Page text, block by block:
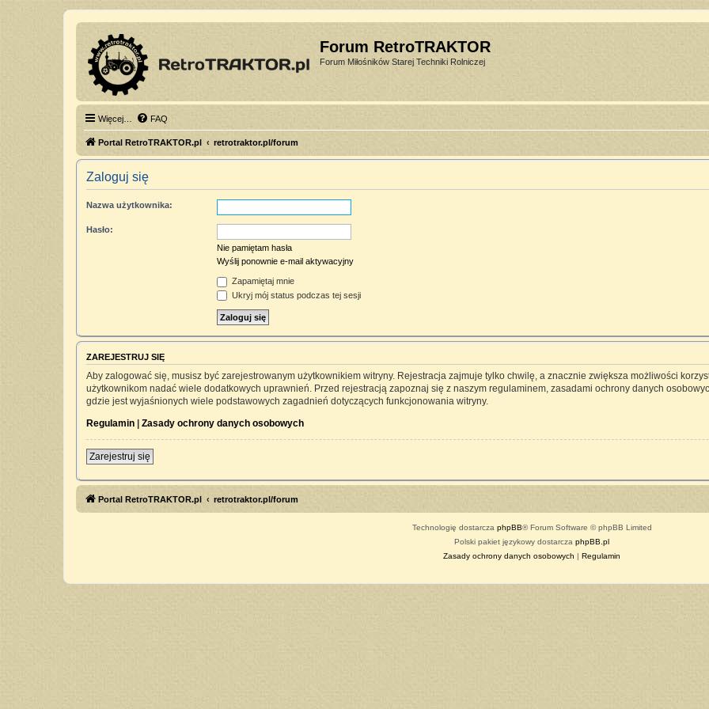
Forum RetroTRAKTOR
Forum Miłośników Starej Techniki Rolniczej
Więcej… FAQ
Portal RetroTRAKTOR.pl retrotraktor.pl/forum
Zaloguj się
Nazwa użytkownika:
Hasło:
Nie pamiętam hasła
Wyślij ponownie e-mail aktywacyjny
Zapamiętaj mnie
Ukryj mój status podczas tej sesji
ZAREJESTRUJ SIĘ
Aby zalogować się, musisz być zarejestrowanym użytkownikiem witryny. Rejestracja zajmuje tylko chwilę, a znacznie zwiększa możliwości
użytkownikom nadać wiele dodatkowych uprawnień. Przed rejestracją zapoznaj się z naszym regulaminem, zasadami ochrony danych
gdzie jest wyjaśnionych wiele podstawowych zagadnień dotyczących funkcjonowania witryny.
Regulamin | Zasady ochrony danych osobowych
Zarejestruj się
Portal RetroTRAKTOR.pl retrotraktor.pl/forum
Technologię dostarcza phpBB® Forum Software © phpBB Limited
Polski pakiet językowy dostarcza phpBB.pl
Zasady ochrony danych osobowych | Regulamin